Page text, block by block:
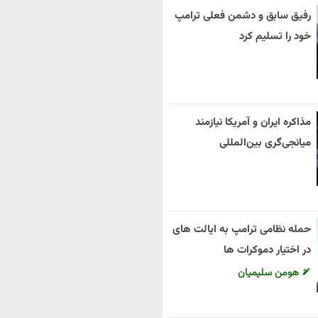
رفیق سابق و دشمن فعلی ترامپ
خود را تسلیم کرد
مذاکره ایران و آمریکا نیازمند
میانجی‌گری بین‌المللی
حمله نظامی ترامپ به ایالت های
در اختیار دموکرات ها
هومن سلیمیان